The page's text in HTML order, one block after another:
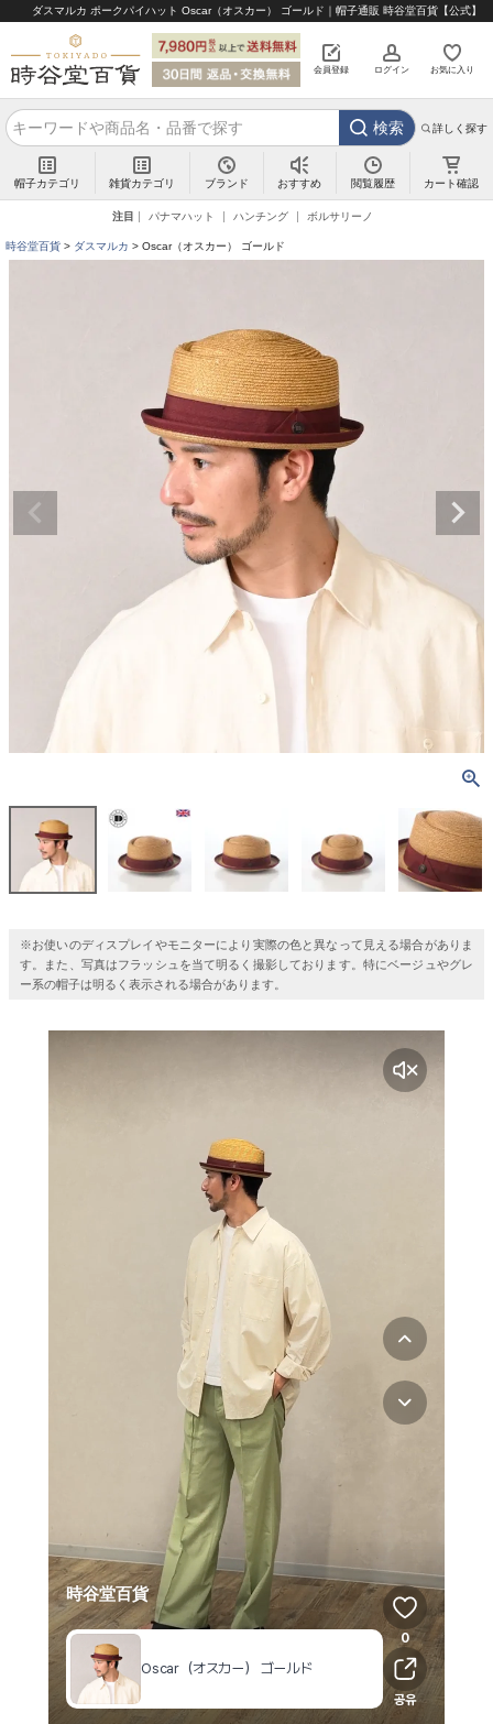
ダスマルカ ポークパイハット Oscar（オスカー） ゴールド｜帽子通販 時谷堂百貨【公式】
会員登録 ログイン お気に入り
検索 詳しく探す
帽子カテゴリ 雑貨カテゴリ ブランド おすすめ 閲覧履歴 カート確認
注目 パナマハット ハンチング ボルサリーノ
時谷堂百貨 ダスマルカ Oscar（オスカー） ゴールド
※お使いのディスプレイやモニターにより実際の色と異なって見える場合がありま
す。また、写真はフラッシュを当て明るく撮影しております。特にベージュやグレ
ー系の帽子は明るく表示される場合があります。